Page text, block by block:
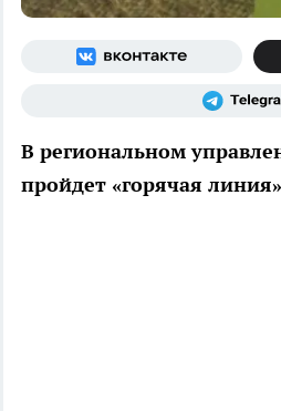
В региональном
пройдет «горячая линия»